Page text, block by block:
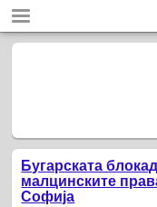
Бугарската
малцинските
Софија